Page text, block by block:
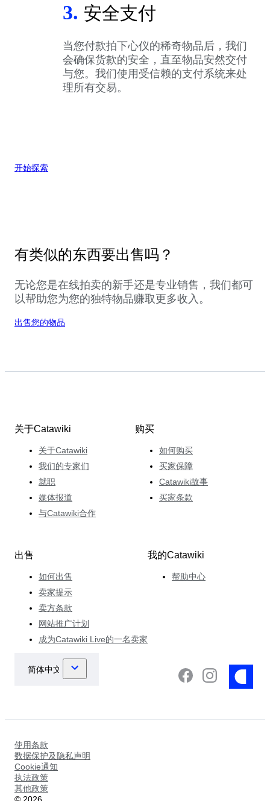
3. 安全支付
当您付款拍下心仪的稀奇物品后，我们
会确保货款的安全，直至物品安然交付
与您。我们使用受信赖的支付系统来处
理所有交易。
开始探索
有类似的东西要出售吗？
无论您是在线拍卖的新手还是专业销售，我们都可
以帮助您为您的独特物品赚取更多收入。
出售您的物品
关于Catawiki
关于Catawiki
我们的专家们
就职
媒体报道
与Catawiki合作
购买
如何购买
买家保障
Catawiki故事
买家条款
出售
如何出售
卖家提示
卖方条款
网站推广计划
成为Catawiki Live的一名卖家
我的Catawiki
帮助中心
使用条款
数据保护及隐私声明
Cookie通知
执法政策
其他政策